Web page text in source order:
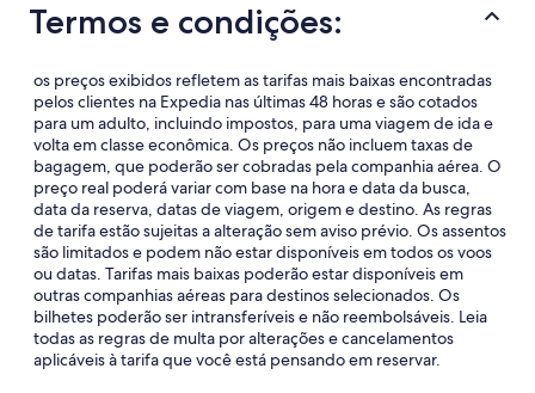
Termos e condições:
os preços exibidos refletem as tarifas mais baixas encontradas
pelos clientes na Expedia nas últimas 48 horas e são cotados
para um adulto, incluindo impostos, para uma viagem de ida e
volta em classe econômica. Os preços não incluem taxas de
bagagem, que poderão ser cobradas pela companhia aérea. O
preço real poderá variar com base na hora e data da busca,
data da reserva, datas de viagem, origem e destino. As regras
de tarifa estão sujeitas a alteração sem aviso prévio. Os assentos
são limitados e podem não estar disponíveis em todos os voos
ou datas. Tarifas mais baixas poderão estar disponíveis em
outras companhias aéreas para destinos selecionados. Os
bilhetes poderão ser intransferíveis e não reembolsáveis. Leia
todas as regras de multa por alterações e cancelamentos
aplicáveis à tarifa que você está pensando em reservar.